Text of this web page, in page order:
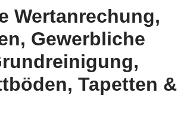
Wertanrechung,
Gewerbliche
Tapetten &